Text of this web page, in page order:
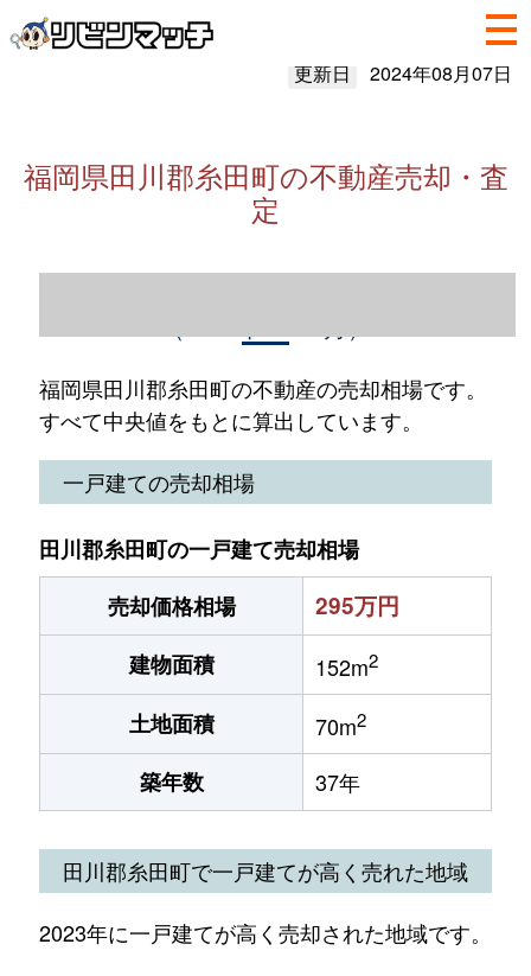
更新日 2024年08月07日
福岡県田川郡糸田町の不動産売却・査
定
福岡県田川郡糸田町の不動産の売却相場です。
すべて中央値をもとに算出しています。
一戸建ての売却相場
田川郡糸田町の一戸建て売却相場
売却価格相場
295万円
建物面積 152m2
土地面積 70m2
築年数 37年
田川郡糸田町で一戸建てが高く売れた地域
2023年に一戸建てが高く売却された地域です。